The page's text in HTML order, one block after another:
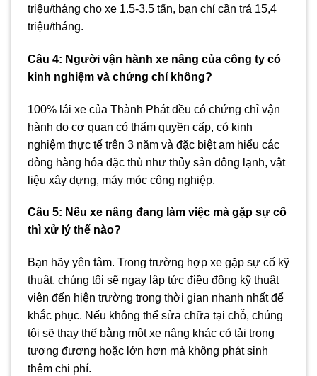
triệu/tháng cho xe 1.5-3.5 tấn, bạn chỉ cần trả 15,4
triệu/tháng.
Câu 4: Người vận hành xe nâng của công ty có
kinh nghiệm và chứng chỉ không?
100% lái xe của Thành Phát đều có chứng chỉ vận
hành do cơ quan có thẩm quyền cấp, có kinh
nghiệm thực tế trên 3 năm và đặc biệt am hiểu các
dòng hàng hóa đặc thù như thủy sản đông lạnh, vật
liệu xây dựng, máy móc công nghiệp.
Câu 5: Nếu xe nâng đang làm việc mà gặp sự cố
thì xử lý thế nào?
Bạn hãy yên tâm. Trong trường hợp xe gặp sự cố kỹ
thuật, chúng tôi sẽ ngay lập tức điều động kỹ thuật
viên đến hiện trường trong thời gian nhanh nhất để
khắc phục. Nếu không thể sửa chữa tại chỗ, chúng
tôi sẽ thay thế bằng một xe nâng khác có tải trọng
tương đương hoặc lớn hơn mà không phát sinh
thêm chi phí.